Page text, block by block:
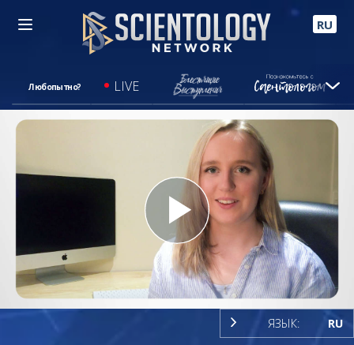
RU
Любопытно? LIVE
Play
Video
ЯЗЫК: RU